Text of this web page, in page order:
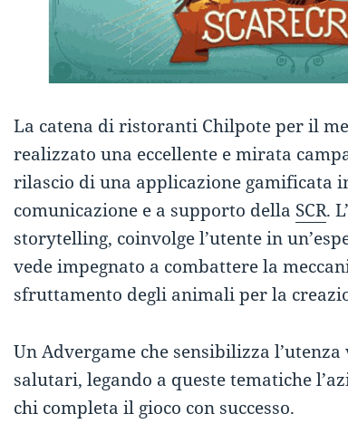
La catena di ristoranti Chilpote per il
realizzato una eccellente e mirata
rilascio di una applicazione gamificata
comunicazione e a supporto della SCR.
storytelling, coinvolge l’utente in
vede impegnato a combattere la
sfruttamento degli animali per la
Un Advergame che sensibilizza
salutari, legando a queste tematiche
chi completa il gioco con successo.